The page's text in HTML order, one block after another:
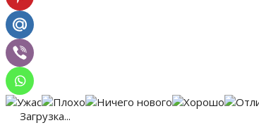
Загрузка...